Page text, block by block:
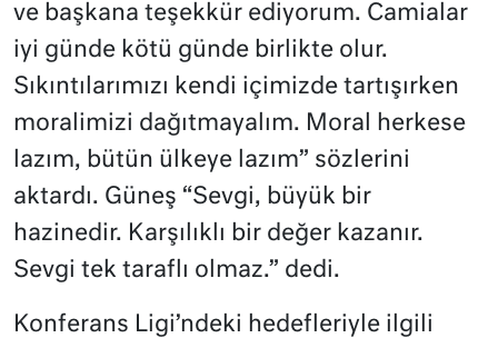
ve başkana teşekkür ediyorum. Camialar
iyi günde kötü günde birlikte olur.
Sıkıntılarımızı kendi içimizde tartışırken
moralimizi dağıtmayalım. Moral herkese
lazım, bütün ülkeye lazım” sözlerini
aktardı. Güneş “Sevgi, büyük bir
hazinedir. Karşılıklı bir değer kazanır.
Sevgi tek taraflı olmaz.” dedi.
Konferans Ligi’ndeki hedefleriyle ilgili